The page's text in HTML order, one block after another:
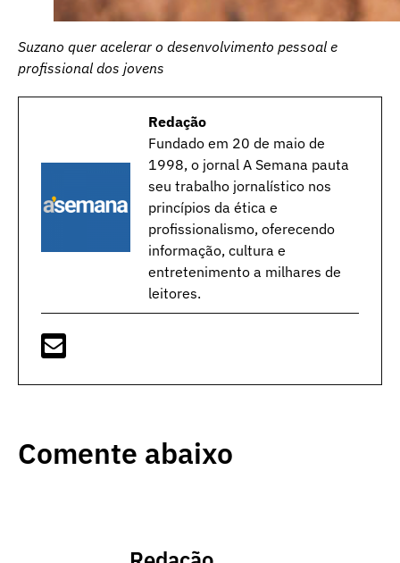
Suzano quer acelerar o desenvolvimento pessoal e
profissional dos jovens
Redação
Fundado em 20 de maio de
1998, o jornal A Semana pauta
seu trabalho jornalístico nos
princípios da ética e
profissionalismo, oferecendo
informação, cultura e
entretenimento a milhares de
leitores.
Comente abaixo